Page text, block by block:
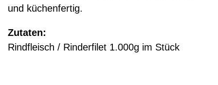
und küchenfertig.
Zutaten:
Rindfleisch / Rinderfilet 1.000g im Stück